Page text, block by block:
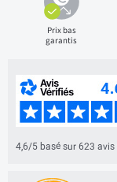
Prix bas
garantis
4,6/5 basé sur 623 avis